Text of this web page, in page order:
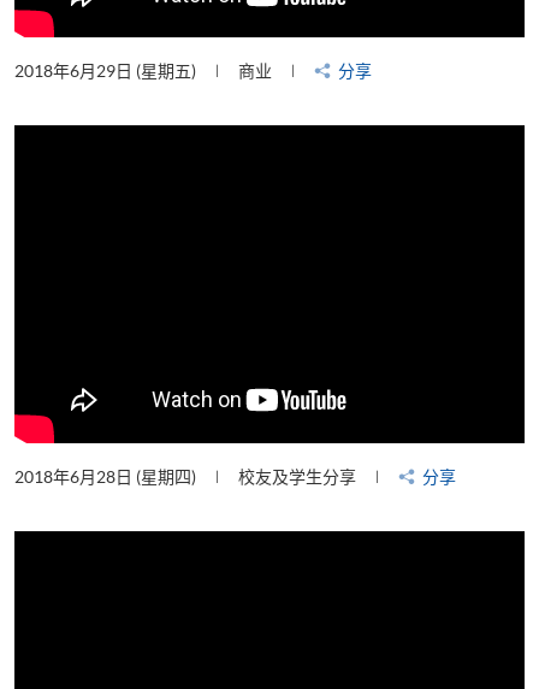
2018年6月29日 (星期五) 商业 分享
2018年6月28日 (星期四) 校友及学生分享 分享